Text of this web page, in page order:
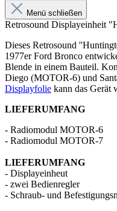
Menü schließen
Retrosound Displayeinheit
Dieses Retrosound
1977er Ford Bronco
Blende in einem Bauteil.
Diego (MOTOR-6) und
Displayfolie kann das Gerät
LIEFERUMFANG
- Radiomodul MOTOR-6
- Radiomodul MOTOR-7
LIEFERUMFANG
- Displayeinheut
- zwei Bedienregler
- Schraub- und